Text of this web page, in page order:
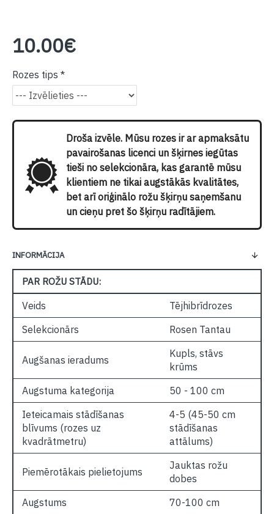
10.00€
Rozes tips
Droša izvēle. Mūsu rozes ir ar apmaksātu
pavairošanas licenci un šķirnes iegūtas
tieši no selekcionāra, kas garantē mūsu
klientiem ne tikai augstākās kvalitātes,
bet arī oriģinālo rožu šķirņu saņemšanu
un cieņu pret šo šķirņu radītājiem.
INFORMĀCIJA
PAR ROŽU STĀDU:
Veids
Tējhibrīdrozes
Selekcionārs
Rosen Tantau
Augšanas ieradums
Kupls, stāvs
krūms
Augstuma kategorija
50 - 100 cm
Ieteicamais stādīšanas
blīvums (rozes uz
kvadrātmetru)
4-5 (45-50 cm
stādīšanas
attālums)
Piemērotākais pielietojums
Jauktas rožu
dobes
Augstums
70-100 cm